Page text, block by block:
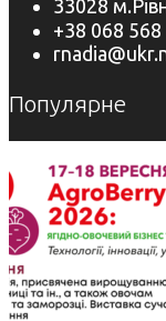
33028
+38 068 568
Популярне